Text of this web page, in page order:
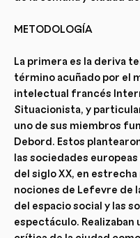
METODOLOGÍA
La primera es la deriva
término acuñado por el
intelectual francés
Situacionista, y
uno de sus miembros
Debord. Estos
las sociedades
del siglo XX, en estrecha
nociones de Lefevre de
del espacio social y las
espectáculo. Realizaban